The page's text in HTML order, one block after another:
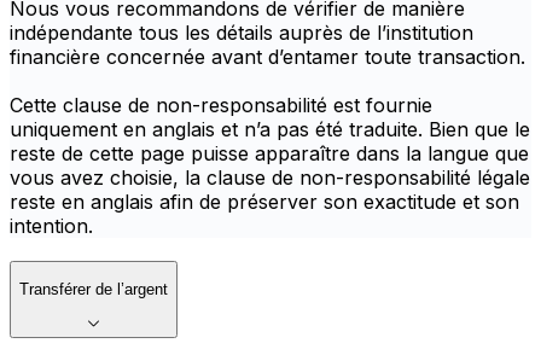
Nous vous recommandons de vérifier de manière
indépendante tous les détails auprès de l’institution
financière concernée avant d’entamer toute transaction.
Cette clause de non-responsabilité est fournie
uniquement en anglais et n’a pas été traduite. Bien que le
reste de cette page puisse apparaître dans la langue que
vous avez choisie, la clause de non-responsabilité légale
reste en anglais afin de préserver son exactitude et son
intention.
Transférer de l’argent